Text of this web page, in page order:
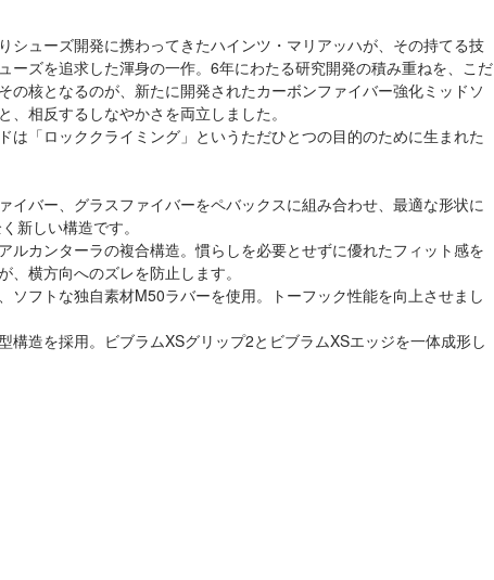
シューズ開発に携わってきたハインツ・マリアッハが、その持てる技
ーズを追求した渾身の一作。6年にわたる研究開発の積み重ねを、こだ
の核となるのが、新たに開発されたカーボンファイバー強化ミッドソ
相反するしなやかさを両立しました。
は「ロッククライミング」というただひとつの目的のために生まれた
イバー、グラスファイバーをペバックスに組み合わせ、最適な形状に
新しい構造です。
ルカンターラの複合構造。慣らしを必要とせずに優れたフィット感を
横方向へのズレを防止します。
ソフトな独自素材M50ラバーを使用。トーフック性能を向上させまし
構造を採用。ビブラムXSグリップ2とビブラムXSエッジを一体成形し